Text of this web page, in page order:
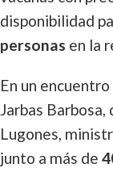
disponibilidad
personas en la
En un
Jarbas
Lugones,
junto a más de